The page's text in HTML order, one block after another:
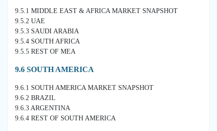
9.5.1 MIDDLE EAST & AFRICA MARKET SNAPSHOT
9.5.2 UAE
9.5.3 SAUDI ARABIA
9.5.4 SOUTH AFRICA
9.5.5 REST OF MEA
9.6 SOUTH AMERICA
9.6.1 SOUTH AMERICA MARKET SNAPSHOT
9.6.2 BRAZIL
9.6.3 ARGENTINA
9.6.4 REST OF SOUTH AMERICA